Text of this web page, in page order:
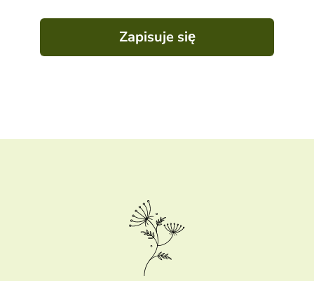
Zapisuje się